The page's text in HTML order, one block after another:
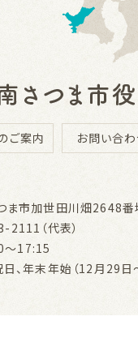
ご案内 お問い合
ま市加世田川畑2648
（代表）
～17:15
、年末年始（12月29日